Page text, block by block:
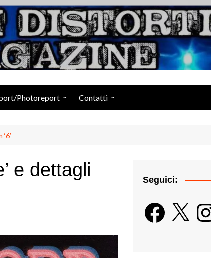
Suoni Distorti Magazine
Photoreport Contatti
e dettagli
Seguici:
Facebook
X